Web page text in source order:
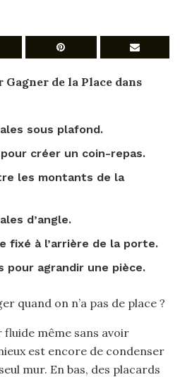
Gagner de la Place dans
sous plafond.
créer un coin-repas.
les montants de la
d’angle.
fixé à l’arrière de la porte.
pour agrandir une pièce.
quand on n’a pas de place ?
même sans avoir
est encore de condenser
mur. En bas, des placards